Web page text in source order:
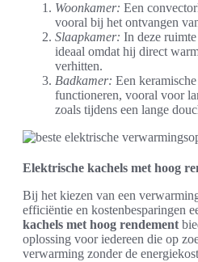
Woonkamer: Een
vooral bij het ontvangen
Slaapkamer: In deze
ideaal omdat hij direct
verhitten.
Badkamer: Een
functioneren, vooral voor
zoals tijdens een lange
Elektrische kachels met hoog
Bij het kiezen van een
efficiëntie en kostenbesparingen
kachels met hoog rendement
oplossing voor iedereen die op
verwarming zonder de